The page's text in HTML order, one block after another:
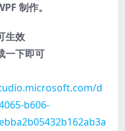
制作。
生效
一下即可
d
b606-